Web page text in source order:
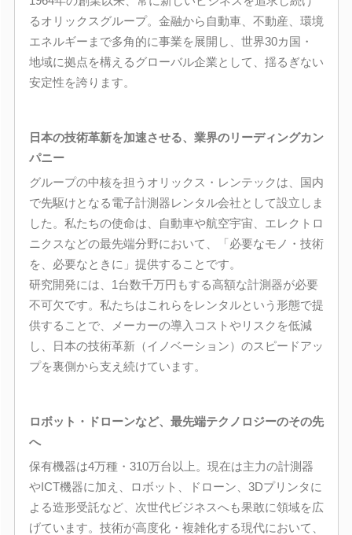
るオリックスグループ。金融から自動車、不動産、環境
エネルギーまで多角的に事業を展開し、世界30カ国・
地域に拠点を構えるグローバル企業として、揺るぎない
安定性を誇ります。
日本の技術革新を加速させる、業界のリーディングカン
パニー
グループの中核を担うオリックス・レンテックは、国内
で先駆けとなる電子計測器レンタル会社として設立しま
した。私たちの使命は、自動車や航空宇宙、エレクトロ
ニクスなどの最先端分野において、「必要なモノ・技術
を、必要なときに」提供することです。
研究開発には、1台数千万円もする高額な計測器が必要
不可欠です。私たちはこれらをレンタルという形態で提
供することで、メーカーの導入コストやリスクを低減
し、日本の技術革新（イノベーション）のスピードアッ
プを裏側から支え続けています。
ロボット・ドローンなど、最先端テクノロジーのその先
へ
保有機器は4万種・310万台以上。現在は主力の計測器
やICT機器に加え、ロボット、ドローン、3Dプリンタに
よる造形受託など、次世代ビジネスへも果敢に領域を広
げています。技術が高度化・複雑化する現代において、